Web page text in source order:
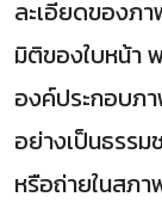
ละเอียดของภ
มิติของใบหน้า
องค์ประกอบภ
อย่างเป็นธรร
หรือถ่ายในสภ